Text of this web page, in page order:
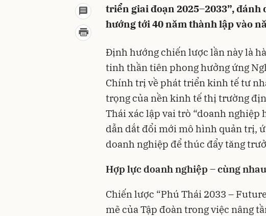
triển giai đoạn 2025–2033”,
hướng tới 40 năm thành lập vào
Định hướng chiến lược lần này là
tinh thần tiên phong hưởng ứng
Chính trị về phát triển kinh tế tư
trọng của nền kinh tế thị trường
Thái xác lập vai trò “doanh nghiệp
dẫn dắt đổi mới mô hình quản trị,
doanh nghiệp để thúc đẩy tăng
Hợp lực doanh nghiệp – cùng
Chiến lược “Phú Thái 2033 –
mẽ của Tập đoàn trong việc nâng